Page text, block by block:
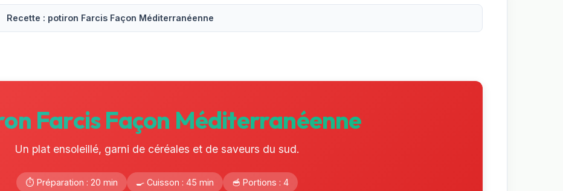
Recette : potiron Farcis Façon Méditerranéenne
Farcis Façon Méditerranéenne
Un plat ensoleillé, garni de céréales et de saveurs du sud.
⏱️ Préparation : 20 min 🍳 Cuisson : 45 min 🥣 Portions : 4